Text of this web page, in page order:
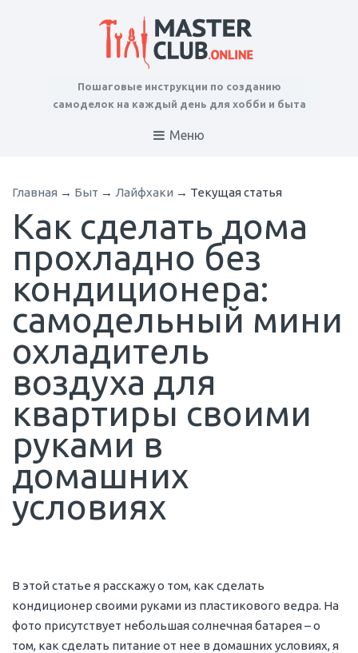
Пошаговые инструкции по созданию
самоделок на каждый день для хобби и быта
Меню
Главная → Быт → Лайфхаки → Текущая статья
Как сделать дома
прохладно без
кондиционера:
самодельный мини
охладитель
воздуха для
квартиры своими
руками в
домашних
условиях
В этой статье я расскажу о том, как сделать
кондиционер своими руками из пластикового ведра. На
фото присутствует небольшая солнечная батарея – о
том, как сделать питание от нее в домашних условиях, я